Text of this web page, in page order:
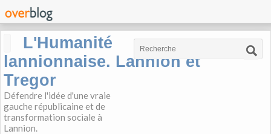
L'Humanité
lannionnaise. Lannion et
Tregor
Défendre l'idée d'une vraie
gauche républicaine et de
transformation sociale à
Lannion.